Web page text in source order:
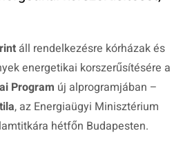
áll rendelkezésre kórházak és
energetikai korszerűsítésére a
Program új alprogramjában –
, az Energiaügyi Minisztérium
hétfőn Budapesten.